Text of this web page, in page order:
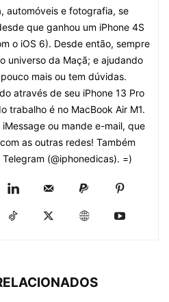
automóveis e fotografia, se
que ganhou um iPhone 4S
o iOS 6). Desde então, sempre
universo da Maçã; e ajudando
mais ou tem dúvidas.
através de seu iPhone 13 Pro
trabalho é no MacBook Air M1.
ou mande e-mail, que
as outras redes! Também
(@iphonedicas). =)